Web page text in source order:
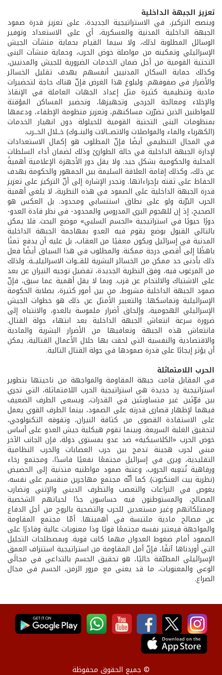
تعزيز الجبهة الداخلية
وينصبّ التركيز، في الاستراتيجية الجديدة، على تعزيز قدرة صمود
الجبهة الداخلية المدنية والعسكرية، أي على الاستعداد وتوفير
الوسائل المطلوبة لذلك، ولا سيما القيام بحماية منشآت الجيش
الإسرائيلي وتمكينه من مواصلة خوض الحرب، وحماية منشآت البنى
التحتية القومية من أجل ضمان الخدمات الضرورية للجيش والمدنيين،
وكذلك حماية السكان المدنيين أنفسهم بهدف تقليل الخسائر
والأضرار في صفوفهم. ولبلوغ هذا الغرض فإنّ هناك حاجة لتحضيرات
مادية وتنظيمية كثيرة مثل إعداد الجهات العاملة في الإنقاذ
والإخلاء ومعالجة الجرحى وتجهيزها، وتحضير المساكن المؤقتة
للمواطنين الذين تضرّرت مساكنهم، وتعزيز منظومة الإطفاء، ودعمها
بمنظومات البنى التحتية القومية للحيلولة دون انهيار الخدمات
(الكهرباء والماء والمواصلات والاتصــالات والبنــوك) خــلال الحــرب.
في المجال التنظيمي أيضًا فإنّ المطلوب هو إكمال الاستعدادات
لإدارة الجبهة الداخلية في حالة الطوارئ وذلك لضمان أداء السلطات
المحلية والحكومية بشكل جيد. ولا يقل دور الأجهزة الإعلامية أهميةً
عن ذلك، وكذلك إقامة العلاقة السليمة بين الجمهور والحكومة بهدف
الحفاظ على ثقته بإجراءاتها. وتجدر الإشارة إلى أنّ التركيز على تعزيز
قدرة الجبهة الداخلية على الصمود في هذه النظرية، لا يلغي أهمية
الحرب البرّية ولو على نطاق استنسابي ومحدود. بل العكس هو
الصحيح، إذ إن للهجوم البري المدروس والمحدود- في نظر قادة العدو-
دورًا حيويًا في استراتيجية «الحسم السلبي» موضع البحث. فلا يمكن
بالتالي القبول بوضع يقوم فيه العدو بمهاجمة الجبهة الداخلية
المدنية في إسرائيل ويكون معفيًا من العقاب، بل عليه أن يدفع ثمنًا
باهظًا إلى أقصى درجة ممكنة. والمطلوب في هذا السياق أيضًا فعل
ذلك بأدنى حد ممكن من الخسائر البشرية للقــوات الاسرائيليــة. ولذلك
من المرغوب فيه، وفق النظرية الجديدة، تفضيل توجيه النيران عن بعد
على الاشتباك والالتحام عن قرب. وبما لا يقل أهمية عما سبق، فإنّ
صمود الجبهة الداخلية مشروط، من بين أمور كثيرة، بصلابة الحكومة
الإسرائيلية وتماسكها. والتعبير الأمثل عن ذلك هو خطوات الجيش
الإسرائيلي الهجومية، وإلحاق أضرار ملموسة بالعدو، والانتباه إلى
ضرورة سرعة انتعاش الجبهة الداخلية بعد انتهاء جولة القتال.
فانتعاش هذه الجبهة وتعافيها من الأضرار البشرية والمادية
والاقتصادية والنفسية التي لحقت بها خلال الأعمال القتالية، يمكن
أن يؤثر إيجابًا على قدرة صمودها في جولة القتال التالية.
الحرب اللامتماثلة
في المقابل قامت جبهة المقاومة والمواجهة من ناحيتها بتطوير
استراتيجية رد جديدة هي استراتيجية الحرب اللامتماثلة، التي تجري
بين قوّتَين غير متساويتَين في القدرات، ويسعى الطرف الضعيف
فيهما لإظهار قصارى قدرته على الصمود، بينما الطرف القوي يعمل
على الاستفادة القصوى من كثافة النيران، وتفوقه التكنولوجي،
لتحقيق الغلبة السريعة. وبينما تقوم هيكلية جيش العدو على أساس
خوض الحرب «الكلاسيكية» ضد عدو بمستوى دولة، فإن الجانب الآخر
مبني لحرب هجينة تدمج بين حرب العصابات والحرب النظامية
التقليدية، ويرى في إسرائيل مجتمعًا نفعيًا فاسدًا، ومجتمع رخاء
ورفاهية تُتعِبه الحروب، وعتبة صمود مواطنيه متدنية إلى الحضيض
(نظرية بيت العنكبوت). كما أنّه مجتمع مهاجرين منقسم على نفسه،
يغوص في النزاعات والتعصب والتطرف الديني والإتني وتضارب
المصالح، والمستوطنون فيه حساسون جدًا لحياتهم الشخصية
وممتلكاتهم وغير مستعدين للحرب والتضحية بالروح من أجل الدفاع
عن مصالح مادية ملتبسة في أهميتها. أمّا مجتمع المقاومة
والمواجهة فيعتبر نفسه مجتمعًا قويًا وذا معنويات عالية وقادرًا على
الصمود أمام ضغوط العدوان مهما كانت قوية. وبمصطلحات التحليل
التي أوردناها آنفًا، فإنّ أمل المقاومة من استراتيجية استنزاف العمق
الإسرائيلي المطبّقة حاليًا، هو تحقيق الحسم بالتداعي في مجالَي
الوعي والمعنويات، ما قد يعني مع مرور الزمن، الحسم في مجال
الصراع.
© جميع الحقوق محفوظة